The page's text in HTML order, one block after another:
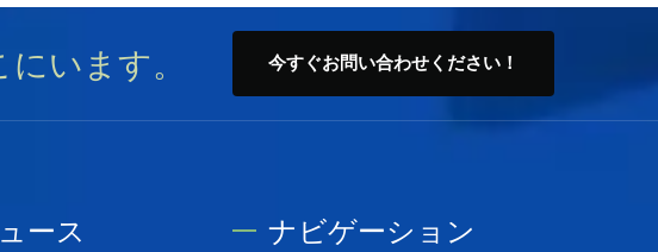
います。 今すぐお問い合わせください！
ース ナビゲーション